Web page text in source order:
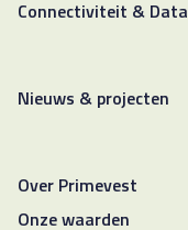
Connectiviteit & Data
Nieuws & projecten
Over Primevest
Onze waarden